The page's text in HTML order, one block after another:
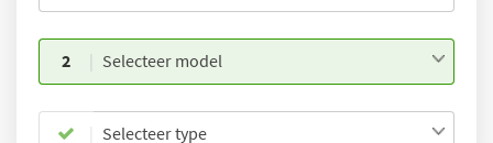
2 Selecteer model
Selecteer type